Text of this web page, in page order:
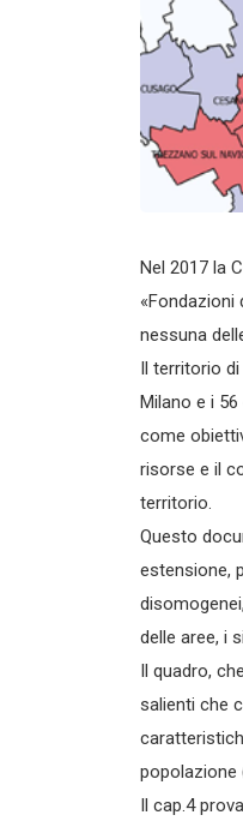
Nel 2017 la
«Fondazioni
nessuna
Il territorio
Milano e i
come
risorse e il
territorio.
Questo
estensione,
delle aree, i
Il quadro,
salienti che
popolazione
Il cap.4